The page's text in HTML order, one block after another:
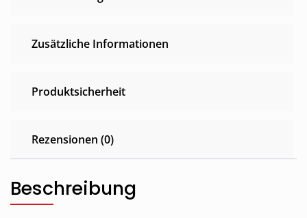
Zusätzliche Informationen
Produktsicherheit
Rezensionen (0)
Beschreibung